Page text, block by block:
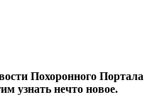
Похоронного Портала
узнать нечто новое.